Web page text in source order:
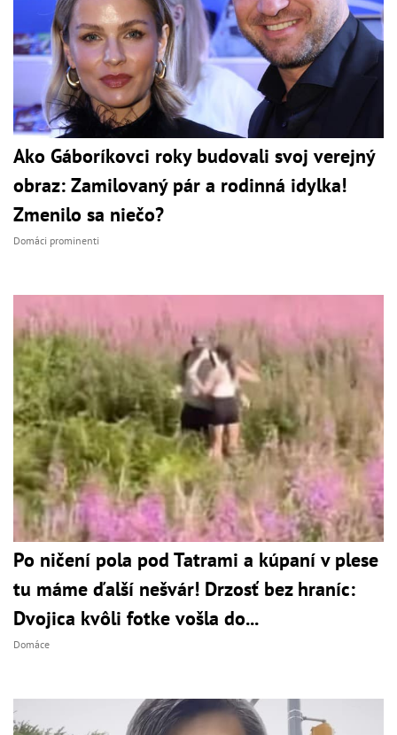
Ako Gáboríkovci roky budovali svoj verejný
obraz: Zamilovaný pár a rodinná idylka!
Zmenilo sa niečo?
Domáci prominenti
Po ničení pola pod Tatrami a kúpaní v plese
tu máme ďalší nešvár! Drzosť bez hraníc:
Dvojica kvôli fotke vošla do...
Domáce